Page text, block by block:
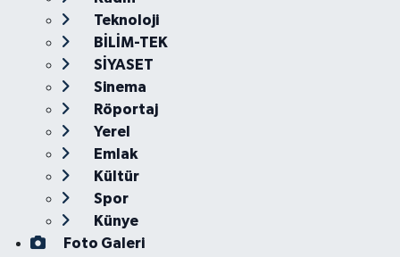
Teknoloji
BİLİM-TEK
SİYASET
Sinema
Röportaj
Yerel
Emlak
Kültür
Spor
Künye
Foto Galeri